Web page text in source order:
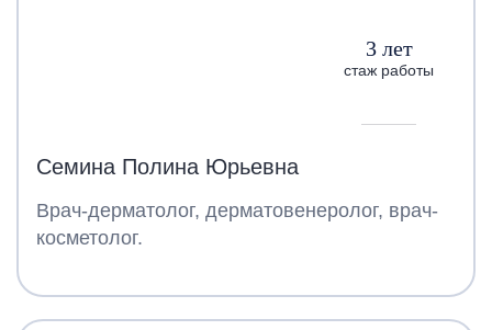
3 лет
стаж работы
Семина Полина Юрьевна
Врач-дерматолог, дерматовенеролог, врач-
косметолог.